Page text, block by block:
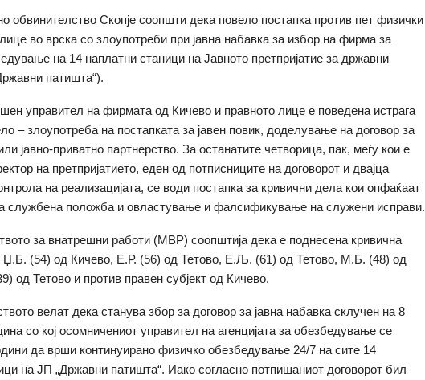
обвинителство Скопје соопшти дека повело постапка против пет физички
во врска со злоупотреби при јавна набавка за избор на фирма за
на 14 наплатни станици на Јавното претпријатие за државни
патишта“).
управител на фирмата од Кичево и правното лице е поведена истрага
– злоупотреба на постапката за јавен повик, доделување на договор за
јавно-приватно партнерство. За останатите четворица, пак, меѓу кои е
на претпријатието, еден од потписниците на договорот и двајца
на реализацијата, се води постапка за кривични дела кои опфаќаат
службена положба и овластување и фалсификување на служени исправи.
за внатрешни работи (МВР) соопштија дека е поднесена кривична
Џ.Б. (54) од Кичево, Е.Р. (56) од Тетово, Е.Љ. (61) од Тетово, М.Б. (48) од
од Тетово и против правен субјект од Кичево.
велат дека станува збор за договор за јавна набавка склучен на 8
со кој осомничениот управител на агенцијата за обезбедување се
да врши континуирано физичко обезбедување 24/7 на сите 14
на ЈП „Државни патишта“. Иако согласно потпишаниот договорот бил